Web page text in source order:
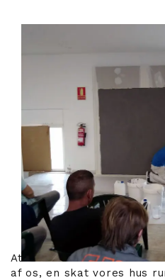
At have en terrasse er
af os, en skat vores hus